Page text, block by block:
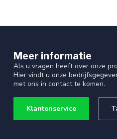
Meer informatie
Als u vragen heeft over onze
Hier vindt u onze
met ons in contact te komen.
Klantenservice